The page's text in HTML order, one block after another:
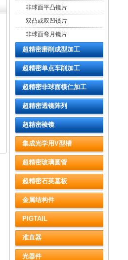
非球面平凸镜片
双凸或双凹镜片
非球面弯月镜片
超精密磨削成型加工
超精密单点车削加工
超精密非球面模仁加工
超精密透镜阵列
超精密棱镜
集成光学用V型槽
超精密玻璃圆管
超精密石英基板
金属结构件
PIGTAIL
准直器
光器件